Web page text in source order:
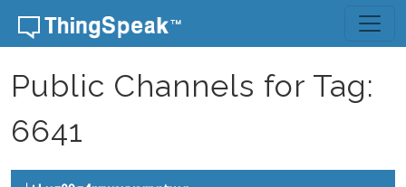
Skip to content
Public Channels for Tag:
6641